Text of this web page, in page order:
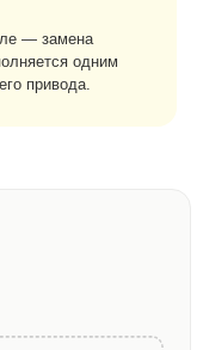
— замена
одним
привода.